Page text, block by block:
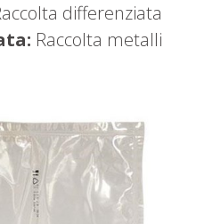
differenziata
Raccolta metalli